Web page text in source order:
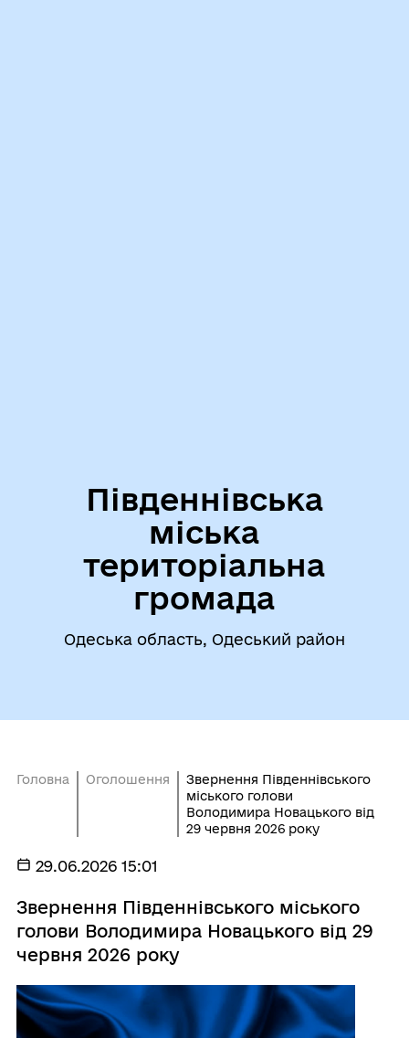
Південнівська
міська
територіальна
громада
Одеська область, Одеський район
Головна Оголошення
Звернення Південнівського
міського голови
Володимира Новацького від
29 червня 2026 року
29.06.2026 15:01
Звернення Південнівського міського
голови Володимира Новацького від 29
червня 2026 року